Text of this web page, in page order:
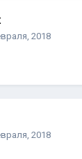
2018
2018